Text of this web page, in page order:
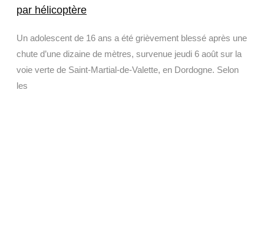
par hélicoptère
Un adolescent de 16 ans a été grièvement blessé après une
chute d’une dizaine de mètres, survenue jeudi 6 août sur la
voie verte de Saint-Martial-de-Valette, en Dordogne. Selon
les